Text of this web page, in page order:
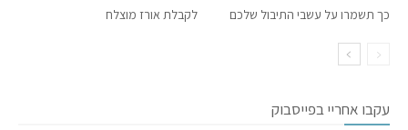
כך תשמרו על עשבי התיבול שלכם לקבלת אורז מוצלח
עקבו אחריי בפייסבוק